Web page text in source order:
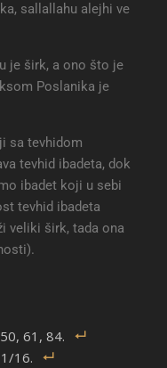
sallallahu alejhi ve
je širk, a ono što je
Poslanika je
sa tevhidom
tevhid ibadeta, dok
ibadet koji u sebi
tevhid ibadeta
veliki širk, tada ona
61, 84.
16.